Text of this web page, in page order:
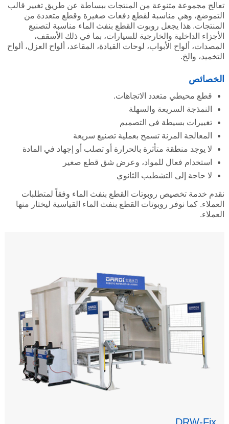
تعالج مجموعة متنوعة من المنتجات ببساطة عن طريق تغيير قالب
التموضع، وهي مناسبة لقطع دفعات صغيرة وقطع متعددة من
المنتجات. هذا يجعل روبوت القطع بنفث الماء مناسبة لتصنيع
الأجزاء الداخلية والخارجية للسيارات، بما في ذلك الأسقف،
المصدات، ألواح الأبواب، لوحات القيادة، المقاعد، ألواح العزل، ألواح
التخميد، والخ.
الخصائص
قطع محيطي متعدد الاتجاهات.
النمذجة السريعة والسهلة
تغييرات بسيطة في التصميم
المعالجة المرنة تسمح بعملية تصنيع سريعة
لا يوجد منطقة متأثرة بالحرارة أو تصلب أو إجهاد في المادة
استخدام فعال للمواد، وعرض شق قطع صغير
لا حاجة إلى التشطيب الثانوي
نقدم خدمة تخصيص روبوتات القطع بنفث الماء وفقاً لمتطلبات
العملاء. كما نوفر روبوتات القطع بنفث الماء القياسية ليختار منها
العملاء.